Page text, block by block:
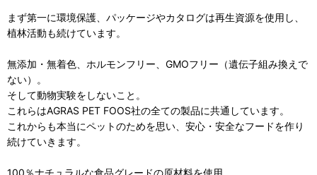
まず第一に環境保護、パッケージやカタログは再生資源を使用し、
植林活動も続けています。
無添加・無着色、ホルモンフリー、GMOフリー（遺伝子組み換えで
ない）。
そして動物実験をしないこと。
これらはAGRAS PET FOOS社の全ての製品に共通しています。
これからも本当にペットのためを思い、安心・安全なフードを作り
続けていきます。
100％ナチュラルな食品グレードの原材料を使用